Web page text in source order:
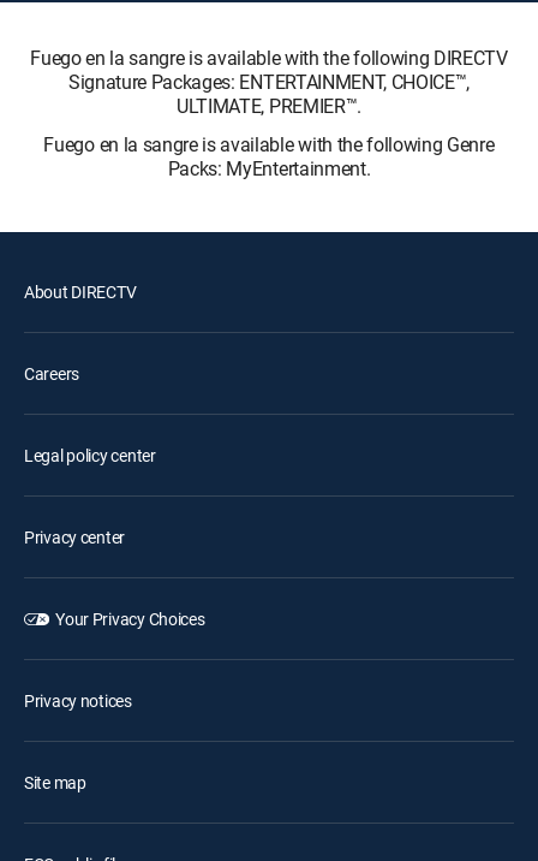
Fuego en la sangre is available with the following DIRECTV
Signature Packages: ENTERTAINMENT, CHOICE™,
ULTIMATE, PREMIER™.
Fuego en la sangre is available with the following Genre
Packs: MyEntertainment.
About DIRECTV
Careers
Legal policy center
Privacy center
Your Privacy Choices
Privacy notices
Site map